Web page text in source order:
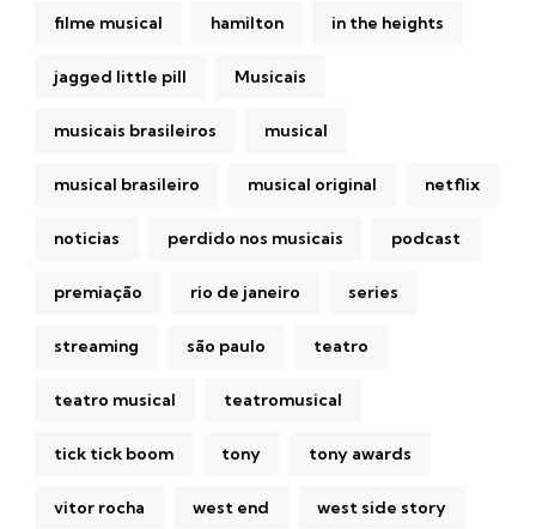
filme musical hamilton in the heights
jagged little pill Musicais
musicais brasileiros musical
musical brasileiro musical original netflix
noticias perdido nos musicais podcast
premiação rio de janeiro series
streaming são paulo teatro
teatro musical teatromusical
tick tick boom tony tony awards
vitor rocha west end west side story